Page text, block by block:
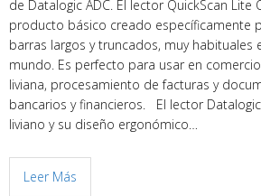
de Datalogic ADC. El lector QuickScan Lite
producto básico creado específicamente
barras largos y truncados, muy habituales
mundo. Es perfecto para usar en
liviana, procesamiento de facturas y
bancarios y financieros. El lector
liviano y su diseño ergonómico…
Leer Más